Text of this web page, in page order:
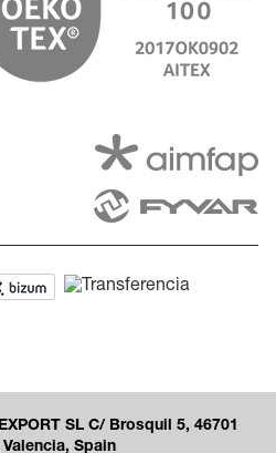
SL C/ Brosquil 5, 46701
Spain